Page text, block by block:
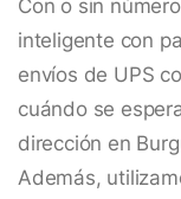
Con o sin
inteligente con
envíos de UPS
cuándo se
dirección en
Además,